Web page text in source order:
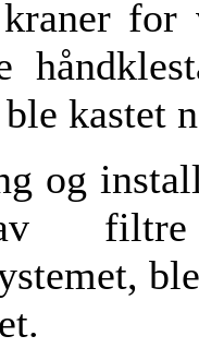
for
kastet
og
av